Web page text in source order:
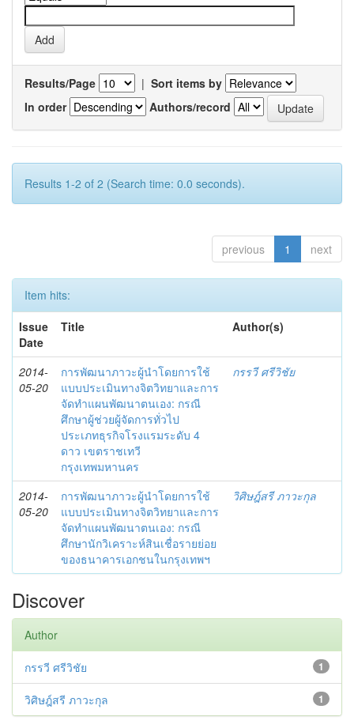
Results/Page | Sort items by
In order
Authors/record
Results 1-2 of 2 (Search time: 0.0 seconds).
previous 1 next
Item hits:
Issue
Date
Title Author(s)
2014-
05-20
การพัฒนาภาวะผู้นำโดยการใช้
แบบประเมินทางจิตวิทยาและการ
จัดทำแผนพัฒนาตนเอง: กรณี
ศึกษาผู้ช่วยผู้จัดการทั่วไป
ประเภทธุรกิจโรงแรมระดับ 4
ดาว เขตราชเทวี
กรุงเทพมหานคร
กรรวี ศรีวิชัย
2014-
05-20
การพัฒนาภาวะผู้นำโดยการใช้
แบบประเมินทางจิตวิทยาและการ
จัดทำแผนพัฒนาตนเอง: กรณี
ศึกษานักวิเคราะห์สินเชื่อรายย่อย
ของธนาคารเอกชนในกรุงเทพฯ
วิศิษฎ์สรี ภาวะกุล
Discover
Author
1
กรรวี ศรีวิชัย
1
วิศิษฎ์สรี ภาวะกุล